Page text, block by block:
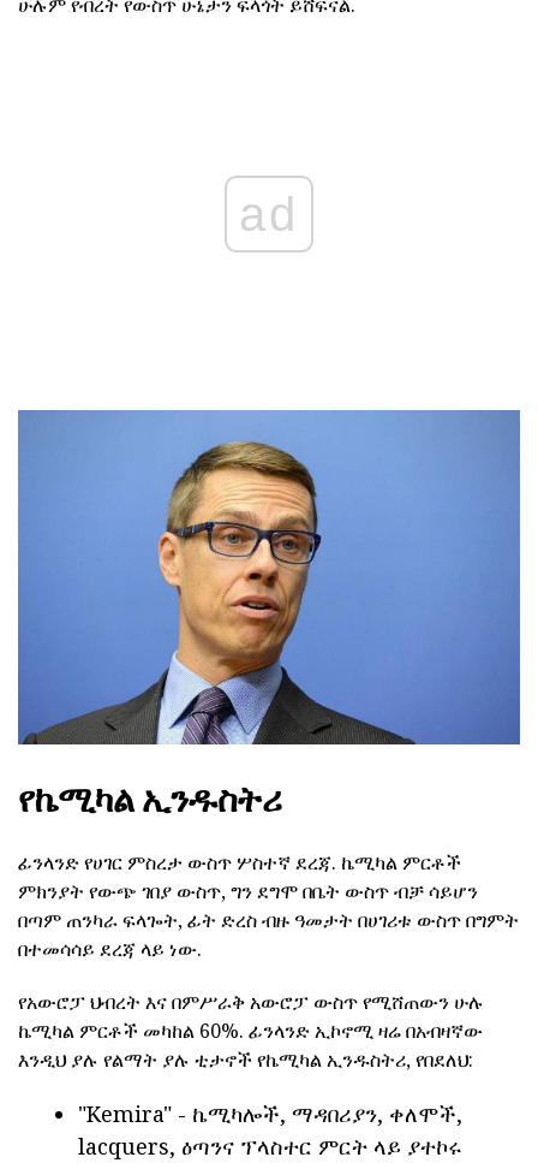
ad
የኬሚካል ኢንዱስትሪ
ፊንላንድ የሀገር ምስረታ ውስጥ ሦስተኛ ደረጃ. ኬሚካል ምርቶች
ምክንያት የውጭ ገበያ ውስጥ, ግን ደግሞ በቤት ውስጥ ብቻ ሳይሆን
በጣም ጠንካራ ፍላጐት, ፊት ድረስ ብዙ ዓመታት በሀገሪቱ ውስጥ በግምት
በተመሳሳይ ደረጃ ላይ ነው.
የአውሮፓ ህብረት እና በምሥራቅ አውሮፓ ውስጥ የሚሸጠውን ሁሉ
ኬሚካል ምርቶች መካከል 60%. ፊንላንድ ኢኮኖሚ ዛሬ በአብዛኛው
እንዲህ ያሉ የልማት ያሉ ቲታኖች የኬሚካል ኢንዱስትሪ, የበደለህ:
"Kemira" - ኬሚካሎች, ማዳበሪያን, ቀለሞች,
lacquers, ዕጣንና ፕላስተር ምርት ላይ ያተኮሩ